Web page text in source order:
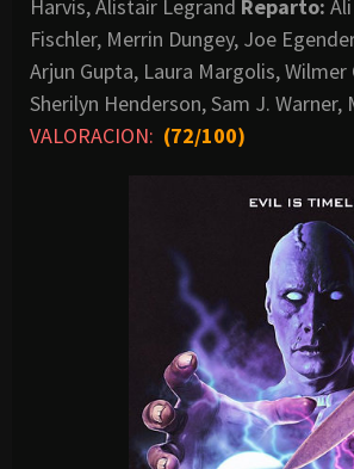
Harvis, Alistair Legrand Reparto:
Fischler, Merrin Dungey, Joe
Arjun Gupta, Laura Margolis, Wilmer
Sherilyn Henderson, Sam J. Warner,
VALORACION: (72/100)